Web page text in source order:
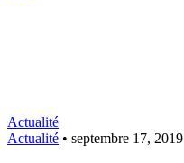
Actualité
Actualité • septembre 17, 2019